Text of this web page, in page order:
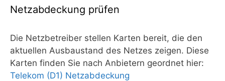
Netzabdeckung prüfen
Die Netzbetreiber stellen Karten bereit, die den
aktuellen Ausbaustand des Netzes zeigen. Diese
Karten finden Sie nach Anbietern geordnet hier:
Telekom (D1) Netzabdeckung